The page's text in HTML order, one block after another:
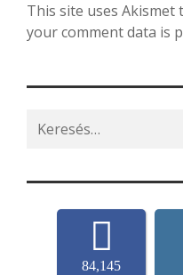
This site uses Akismet
your comment data is
Search
for:
84,145